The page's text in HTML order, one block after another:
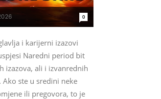
0
i karijerni izazovi
Naredni period bit
izazova, ali i izvanrednih
ste u sredini neke
ili pregovora, to je